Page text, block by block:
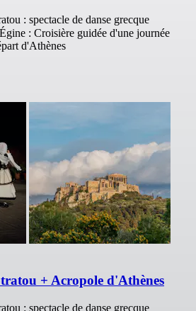
: spectacle de danse grecque
: Croisière guidée d'une journée
d'Athènes
+ Acropole d'Athènes
: spectacle de danse grecque